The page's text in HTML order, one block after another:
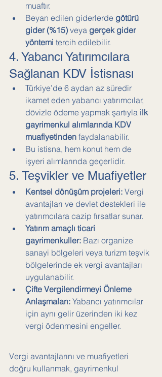
muaftır.
Beyan edilen giderlerde götürü
gider (%15) veya gerçek gider
yöntemi tercih edilebilir.
4. Yabancı Yatırımcılara
Sağlanan KDV İstisnası
Türkiye’de 6 aydan az süredir
ikamet eden yabancı yatırımcılar,
dövizle ödeme yapmak şartıyla ilk
gayrimenkul alımlarında KDV
muafiyetinden faydalanabilir.
Bu istisna, hem konut hem de
işyeri alımlarında geçerlidir.
5. Teşvikler ve Muafiyetler
Kentsel dönüşüm projeleri: Vergi
avantajları ve devlet destekleri ile
yatırımcılara cazip fırsatlar sunar.
Yatırım amaçlı ticari
gayrimenkuller: Bazı organize
sanayi bölgeleri veya turizm teşvik
bölgelerinde ek vergi avantajları
uygulanabilir.
Çifte Vergilendirmeyi Önleme
Anlaşmaları: Yabancı yatırımcılar
için aynı gelir üzerinden iki kez
vergi ödenmesini engeller.
Vergi avantajlarını ve muafiyetleri
doğru kullanmak, gayrimenkul